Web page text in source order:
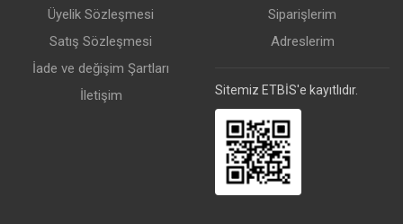
Üyelik Sözleşmesi
Satış Sözleşmesi
İade ve değişim Şartları
İletişim
Siparişlerim
Adreslerim
Sitemiz ETBİS'e kayıtlıdır.